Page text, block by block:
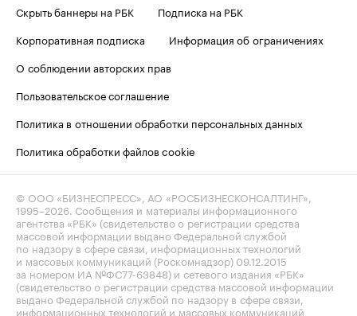
Скрыть баннеры на РБК
Подписка на РБК
Корпоративная подписка
Информация об ограничениях
О соблюдении авторских прав
Пользовательское соглашение
Политика в отношении обработки персональных данных
Политика обработки файлов cookie
© ООО «БИЗНЕСПРЕСС», АО «РОСБИЗНЕСКОНСАЛТИНГ»,
1995–2026. Сообщения и материалы информационного
агентства «РБК» (свидетельство о регистрации средства
массовой информации выдано Федеральной службой
по надзору в сфере связи, информационных технологий
и массовых коммуникаций (Роскомнадзор) 09.12.2015
за номером ИА №ФС77-63848) и сетевого издания «РБК»
(свидетельство о регистрации средства массовой информации
выдано Федеральной службой по надзору в сфере связи,
информационных технологий и массовых коммуникаций